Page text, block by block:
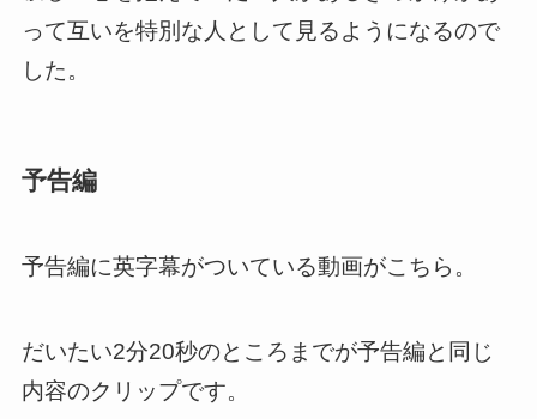
って互いを特別な人として見るようになるので
した。
予告編
予告編に英字幕がついている動画がこちら。
だいたい2分20秒のところまでが予告編と同じ
内容のクリップです。